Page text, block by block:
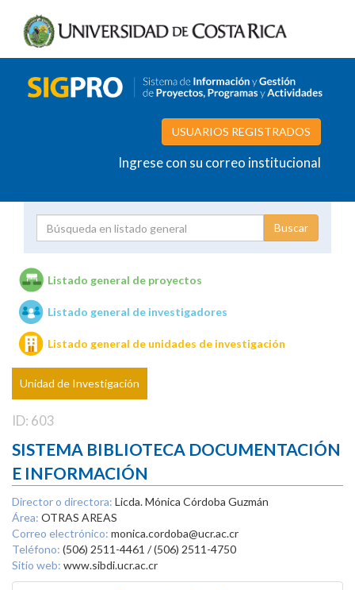
USUARIOS REGISTRADOS
Ingrese con su correo institucional
Unidades de investigación
Listado general de proyectos
Listado general de investigadores
Listado general de unidades de investigación
Unidad de Investigación
ID: 603
SISTEMA BIBLIOTECA DOCUMENTACIÓN
E INFORMACIÓN
Director o directora: Licda. Mónica Córdoba Guzmán
Área: OTRAS AREAS
Correo electrónico: monica.cordoba@ucr.ac.cr
Teléfono: (506) 2511-4461 / (506) 2511-4750
Sitio web: www.sibdi.ucr.ac.cr